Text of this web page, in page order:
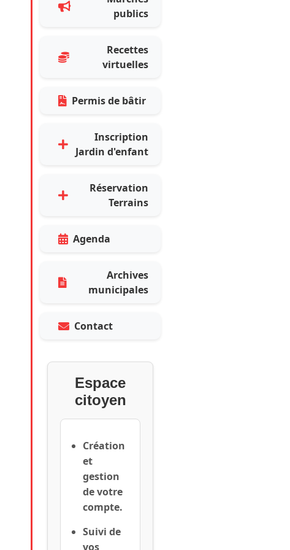
publics
Recettes
virtuelles
Permis de bâtir
Inscription
Jardin d'enfant
Réservation
Terrains
Agenda
Archives
municipales
Contact
Espace
citoyen
Création
et
gestion
de votre
compte.
Suivi de
vos